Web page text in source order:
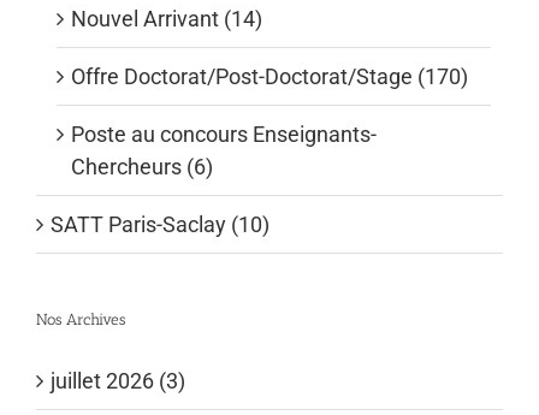
Nouvel Arrivant (14)
Offre Doctorat/Post-Doctorat/Stage (170)
Poste au concours Enseignants-
Chercheurs (6)
SATT Paris-Saclay (10)
Nos Archives
juillet 2026 (3)